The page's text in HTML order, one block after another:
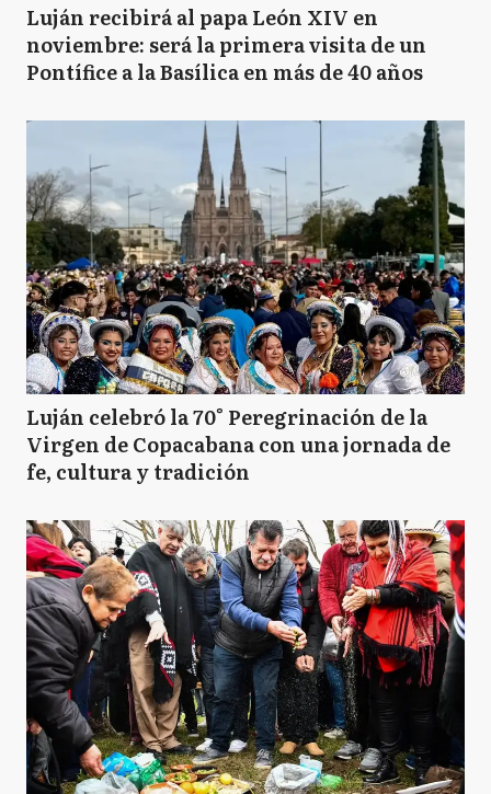
Luján recibirá al papa León XIV en
noviembre: será la primera visita de un
Pontífice a la Basílica en más de 40 años
Luján celebró la 70° Peregrinación de la
Virgen de Copacabana con una jornada de
fe, cultura y tradición